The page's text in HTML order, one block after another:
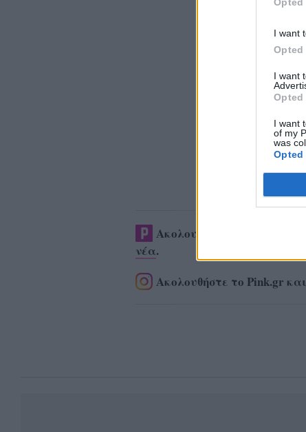
I want
Opted
I want
Opted
I want
of my
was
Opted
Ακολουθήστε το Pink.gr στο
νέα.
Ακολουθήστε το Pink.gr